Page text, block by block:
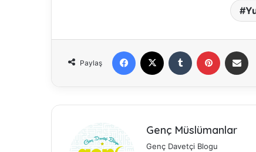
Paylaş
Genç Müslümanlar
Genç Davetçi Blogu